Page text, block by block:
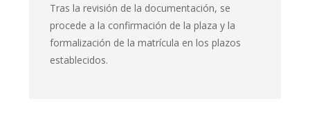
Tras la revisión de la documentación, se
procede a la confirmación de la plaza y la
formalización de la matrícula en los plazos
establecidos.